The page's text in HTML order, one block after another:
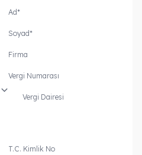
Ad*
Soyad*
Firma
Vergi Numarası
Vergi Dairesi
T.C. Kimlik No